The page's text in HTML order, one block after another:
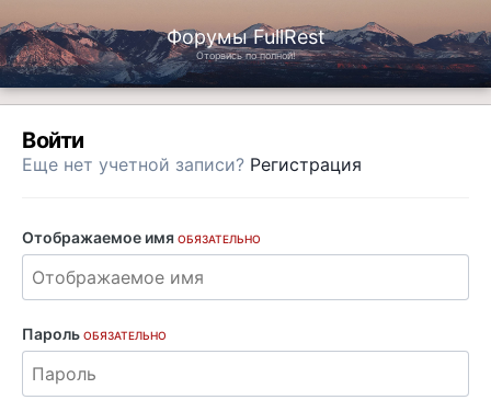
Форумы FullRest
Оторвись по полной!
Войти
Еще нет учетной записи? Регистрация
Отображаемое имя ОБЯЗАТЕЛЬНО
Пароль ОБЯЗАТЕЛЬНО